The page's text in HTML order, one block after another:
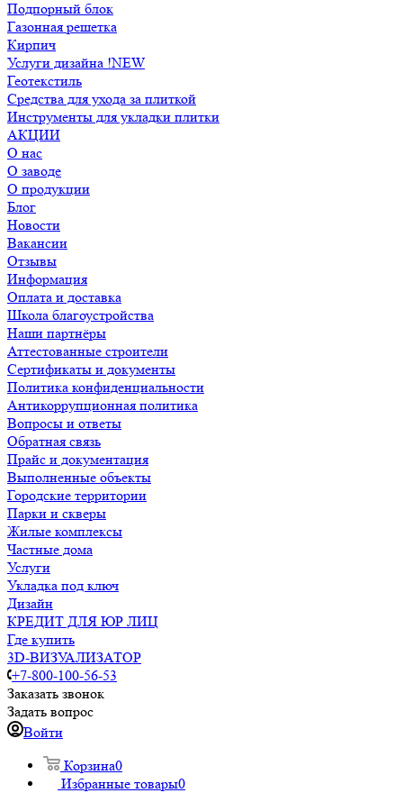
Подпорный блок
Газонная решетка
Кирпич
Услуги дизайна !NEW
Геотекстиль
Средства для ухода за плиткой
Инструменты для укладки плитки
АКЦИИ
О нас
О заводе
О продукции
Блог
Новости
Вакансии
Отзывы
Информация
Оплата и доставка
Школа благоустройства
Наши партнёры
Аттестованные строители
Сертификаты и документы
Политика конфиденциальности
Антикоррупционная политика
Вопросы и ответы
Обратная связь
Прайс и документация
Выполненные объекты
Городские территории
Парки и скверы
Жилые комплексы
Частные дома
Услуги
Укладка под ключ
Дизайн
КРЕДИТ ДЛЯ ЮР ЛИЦ
Где купить
3D-ВИЗУАЛИЗАТОР
+7-800-100-56-53
Заказать звонок
Задать вопрос
Войти
Корзина0
Избранные товары0